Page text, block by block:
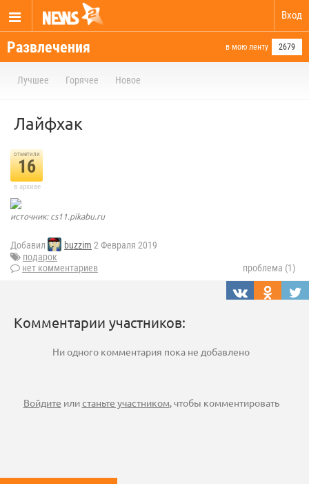
Вход
Развлечения в мою ленту 2679
Лучшее Горячее Новое
Лайфхак
отметили
16
в архиве
источник: cs11.pikabu.ru
Добавил buzzim 2 Февраля 2019
подарок
нет комментариев
проблема (1)
Комментарии участников:
Ни одного комментария пока не добавлено
Войдите илистаньте участником, чтобы комментировать